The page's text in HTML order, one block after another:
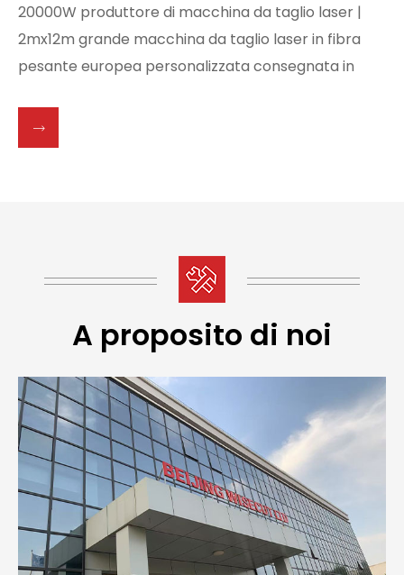
20000W produttore di macchina da taglio laser |
2mx12m grande macchina da taglio laser in fibra
pesante europea personalizzata consegnata in
A proposito di noi